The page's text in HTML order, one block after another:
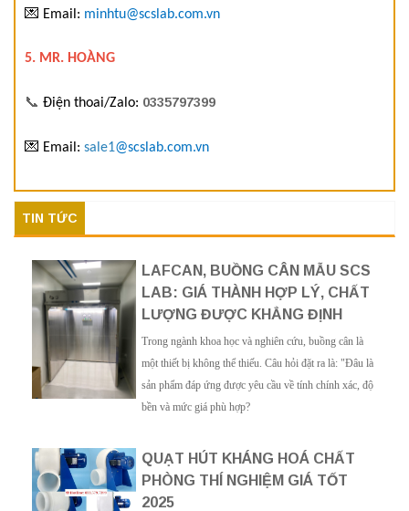
💌 Email: minhtu@scslab.com.vn
5. MR. HOÀNG
📞 Điện thoai/Zalo: 0335797399
💌 Email: sale1@scslab.com.vn
TIN TỨC
LAFCAN, BUỒNG CÂN MẪU SCS
LAB: GIÁ THÀNH HỢP LÝ, CHẤT
LƯỢNG ĐƯỢC KHẲNG ĐỊNH
Trong ngành khoa học và nghiên cứu, buồng cân là
một thiết bị không thể thiếu. Câu hỏi đặt ra là: "Đâu là
sản phẩm đáp ứng được yêu cầu về tính chính xác, độ
bền và mức giá phù hợp?
QUẠT HÚT KHÁNG HOÁ CHẤT
PHÒNG THÍ NGHIỆM GIÁ TỐT
2025